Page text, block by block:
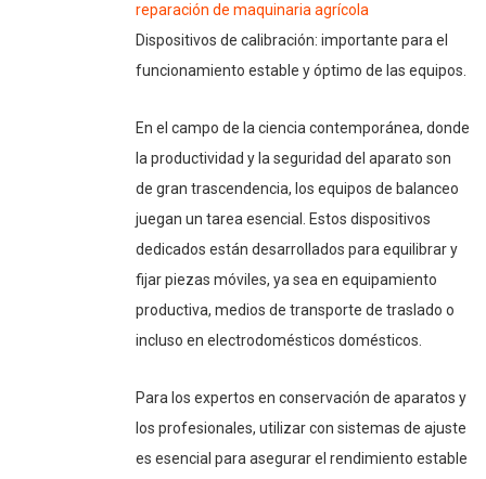
reparación de maquinaria agrícola
Dispositivos de calibración: importante para el
funcionamiento estable y óptimo de las equipos.
En el campo de la ciencia contemporánea, donde
la productividad y la seguridad del aparato son
de gran trascendencia, los equipos de balanceo
juegan un tarea esencial. Estos dispositivos
dedicados están desarrollados para equilibrar y
fijar piezas móviles, ya sea en equipamiento
productiva, medios de transporte de traslado o
incluso en electrodomésticos domésticos.
Para los expertos en conservación de aparatos y
los profesionales, utilizar con sistemas de ajuste
es esencial para asegurar el rendimiento estable